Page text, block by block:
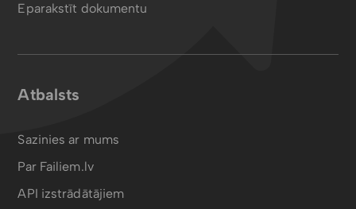
Eparakstīt dokumentu
Atbalsts
Sazinies ar mums
Par Failiem.lv
API izstrādātājiem